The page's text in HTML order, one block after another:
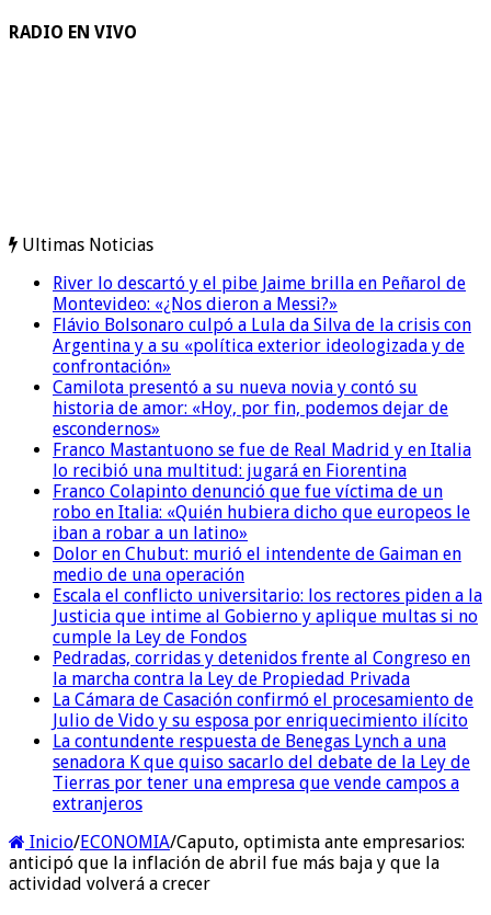
RADIO EN VIVO
Ultimas Noticias
River lo descartó y el pibe Jaime brilla en Peñarol de
Montevideo: «¿Nos dieron a Messi?»
Flávio Bolsonaro culpó a Lula da Silva de la crisis con
Argentina y a su «política exterior ideologizada y de
confrontación»
Camilota presentó a su nueva novia y contó su
historia de amor: «Hoy, por fin, podemos dejar de
escondernos»
Franco Mastantuono se fue de Real Madrid y en Italia
lo recibió una multitud: jugará en Fiorentina
Franco Colapinto denunció que fue víctima de un
robo en Italia: «Quién hubiera dicho que europeos le
iban a robar a un latino»
Dolor en Chubut: murió el intendente de Gaiman en
medio de una operación
Escala el conflicto universitario: los rectores piden a la
Justicia que intime al Gobierno y aplique multas si no
cumple la Ley de Fondos
Pedradas, corridas y detenidos frente al Congreso en
la marcha contra la Ley de Propiedad Privada
La Cámara de Casación confirmó el procesamiento de
Julio de Vido y su esposa por enriquecimiento ilícito
La contundente respuesta de Benegas Lynch a una
senadora K que quiso sacarlo del debate de la Ley de
Tierras por tener una empresa que vende campos a
extranjeros
Inicio/ECONOMIA/Caputo, optimista ante empresarios:
anticipó que la inflación de abril fue más baja y que la
actividad volverá a crecer